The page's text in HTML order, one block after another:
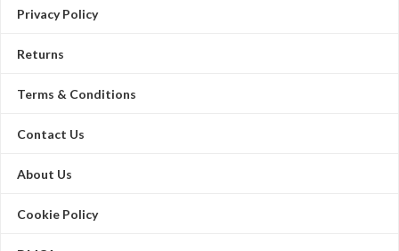
Privacy Policy
Returns
Terms & Conditions
Contact Us
About Us
Cookie Policy